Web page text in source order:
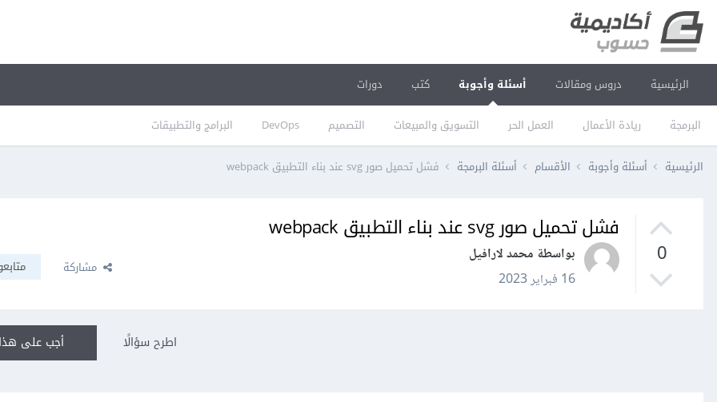
الرئيسية دروس ومقالات أسئلة وأجوبة
البرمجة ريادة الأعمال العمل الحر التسويق والمبيعات التصميم DevOps البرامج والتطبيقات
كتب دورات
الرئيسية أسئلة وأجوبة الأقسام أسئلة البرمجة فشل تحميل صور svg عند بناء التطبيق webpack
0
فشل تحميل صور svg عند بناء التطبيق webpack
بواسطة محمد لارافيل
16 فبراير 2023
مشاركة
أجب على اطرح سؤالًا